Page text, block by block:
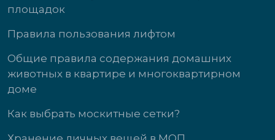
площадок
Правила пользования лифтом
Общие правила содержания домашних
животных в квартире и многоквартирном
доме
Как выбрать москитные сетки?